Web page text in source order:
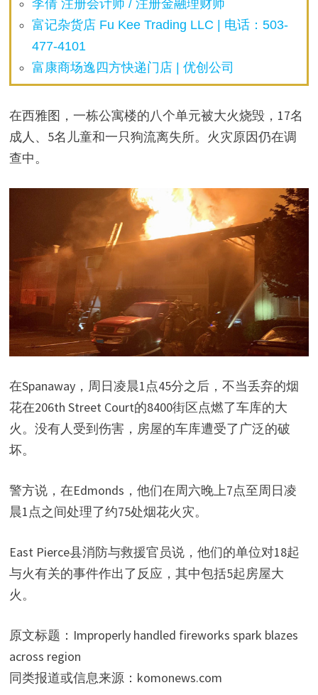
李倩 注册会计师 / 注册金融理财师
富记杂货店 Fu Kee Trading LLC | 电话：503-
477-4101
富康商场逸四方快递门店 | 优创公司
在西雅图，一栋公寓楼的八个单元被大火烧毁，17名
成人、5名儿童和一只狗流离失所。火灾原因仍在调
查中。
在Spanaway，周日凌晨1点45分之后，不当丢弃的烟
花在206th Street Court的8400街区点燃了车库的大
火。没有人受到伤害，房屋的车库遭受了广泛的破
坏。
警方说，在Edmonds，他们在周六晚上7点至周日凌
晨1点之间处理了约75处烟花火灾。
East Pierce县消防与救援官员说，他们的单位对18起
与火有关的事件作出了反应，其中包括5起房屋大
火。
原文标题：Improperly handled fireworks spark blazes
across region
同类报道或信息来源：komonews.com